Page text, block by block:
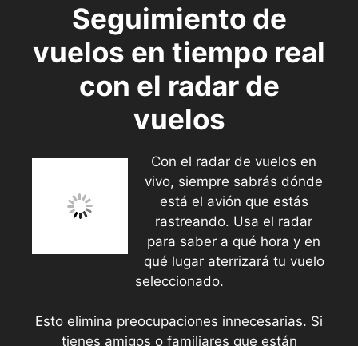
Seguimiento de
vuelos en tiempo real
con el radar de
vuelos
Con el radar de vuelos en
vivo, siempre sabrás dónde
está el avión que estás
rastreando. Usa el radar
para saber a qué hora y en
qué lugar aterrizará tu vuelo
seleccionado.
Esto elimina preocupaciones innecesarias. Si
tienes amigos o familiares que están